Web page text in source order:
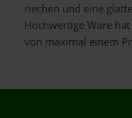
riechen und eine
Hochwertige Ware
von maximal einem